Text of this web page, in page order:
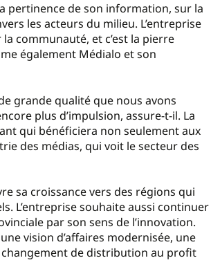
pertinence de son information, sur la
les acteurs du milieu. L’entreprise
communauté, et c’est la pierre
également Médialo et son
grande qualité que nous avons
plus d’impulsion, assure-t-il. La
qui bénéficiera non seulement aux
des médias, qui voit le secteur des
sa croissance vers des régions qui
L’entreprise souhaite aussi continuer
par son sens de l’innovation.
vision d’affaires modernisée, une
de distribution au profit